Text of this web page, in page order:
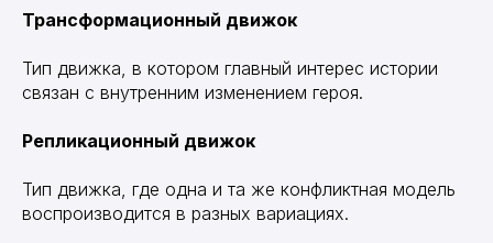
Трансформационный движок
Тип движка, в котором главный интерес истории
связан с внутренним изменением героя.
Репликационный движок
Тип движка, где одна и та же конфликтная модель
воспроизводится в разных вариациях.